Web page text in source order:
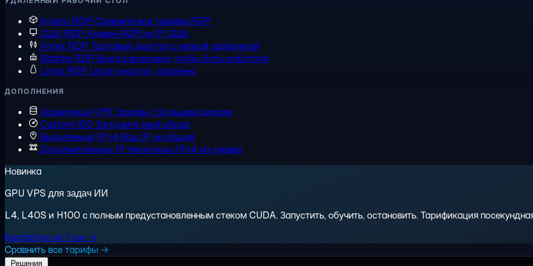
Купить RDP Сравните все тарифы RDP
США RDP Админ-RDP на IP США
Forex RDP Торговый десктоп с низкой задержкой
Botting RDP Всегда включено, чтобы боты работали
Linux RDP Linux-десктоп, удалённо
ДОПОЛНЕНИЯ
Хранилище VPS Тарифы с большим диском
Custom ISO Загрузите свой образ
Выделенный IPv4 Ваш IP, не общий
Дополнительные IP Несколько IPv4 на сервер
Новинка
GPU VPS для задач ИИ
L4, L40S и H100 с полным предустановленным стеком CUDA. Запустить, обучить, остановить. Тарификация
Бесплатно на 1 час →
Сравнить все тарифы →